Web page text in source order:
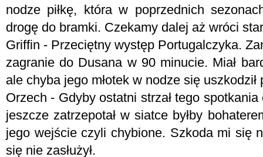
nodze piłkę, która w poprzednich
drogę do bramki. Czekamy dalej aż wróci
Griffin - Przeciętny występ Portugalczyka.
zagranie do Dusana w 90 minucie. Miał
ale chyba jego młotek w nodze się
Orzech - Gdyby ostatni strzał tego spotkania
jeszcze zatrzepotał w siatce byłby
jego wejście czyli chybione. Szkoda mi się
się nie zasłużył.